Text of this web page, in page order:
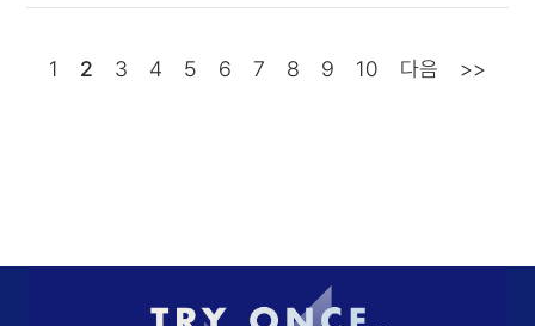
1 2 3 4 5 6 7 8 9 10 다음 >>